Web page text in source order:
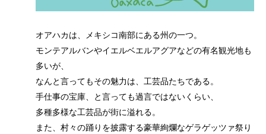
オアハカは、メキシコ南部にある州の一つ。
モンテアルバンやイエルベエルアグアなどの有名観光地も
多いが、
なんと言ってもその魅力は、工芸品たちである。
手仕事の宝庫、と言っても過言ではないくらい、
多種多様な工芸品が街に溢れる。
また、村々の踊りを披露する豪華絢爛なゲラゲッツァ祭り